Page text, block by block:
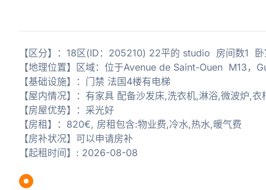
【区分】：18区(ID：205210) 22平的 studio 房间数1
【地理位置】区域：位于Avenue de Saint-Ouen M13，
【基础设施】：门禁 法国4楼有电梯
【屋内情况】：有家具 配备沙发床,洗衣机,淋浴,微波炉,
【房屋优势】：采光好
【房租】：820€, 房租包含:物业费,冷水,热水,暖气费
【房补状况】可以申请房补
【起租时间】: 2026-08-08